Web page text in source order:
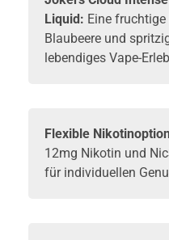
Liquid: Eine
Blaubeere und
lebendiges Vape-
Flexible
12mg Nikotin und
für individuellen